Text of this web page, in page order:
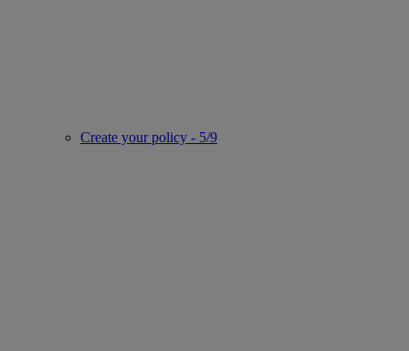
Create your policy - 5/9